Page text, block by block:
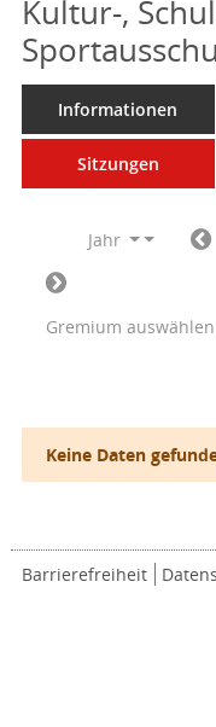
Kultur-,
Informationen
Sitzungen
Jahr
Gremium auswählen
Keine Daten
Barrierefreiheit